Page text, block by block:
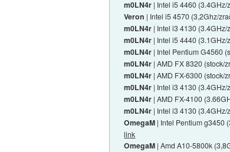
m0LN4r | Intel i5 4460
Veron | Intel i5 4570 (3,2Ghz/
m0LN4r | Intel i3 4130
m0LN4r | Intel i5 4440
m0LN4r | Intel Pentium G4560
m0LN4r | AMD FX 8320 (stock/
m0LN4r | AMD FX-6300 (stock/
m0LN4r | Intel i3 4130
m0LN4r | AMD FX-4100
m0LN4r | Intel i3 4130
OmegaM | Intel Pentium g3450
link
OmegaM | Amd A10-5800k